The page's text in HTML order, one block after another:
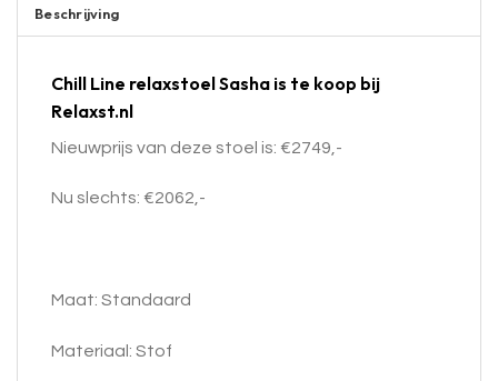
Beschrijving
Chill Line relaxstoel Sasha is te koop bij
Relaxst.nl
Nieuwprijs van deze stoel is: €2749,-
Nu slechts: €2062,-
Maat: Standaard
Materiaal: Stof